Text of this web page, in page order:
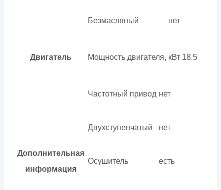
Безмасляный нет
Двигатель Мощность двигателя, кВт 18.5
Дополнительная
информация
Частотный привод нет
Двухступенчатый нет
Осушитель есть